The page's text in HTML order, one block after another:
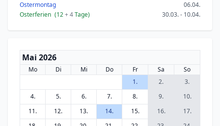
Ostermontag
06.04.
Osterferien (12+ 4Tage) 30.03. - 10.04.
Mai 2026
Mo Di Mi Do Fr Sa
So
1.
2.
3.
4.
5. 6. 7. 8. 9.
10.
11.
12. 13. 14. 15. 16.
17.